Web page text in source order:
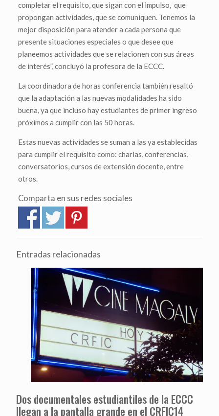
completar el requisito, que sigan con el impulso, que
propongan actividades, que se comuniquen. Tenemos la
mejor disposición para atender a cada persona que
presente situaciones especiales o que desee que
planeemos actividades que se relacionen con sus áreas
de interés”, concluyó la profesora de la ECCC.
La coordinadora de horas conferencia también resaltó
que la adaptación a las nuevas modalidades ha sido
buena, ya que incluso hay estudiantes de primer ingreso
próximos a cumplir con las 50 horas.
Estas nuevas actividades se suman a las ya establecidas
para cumplir el requisito como: charlas, conferencias,
conversatorios, cursos de extensión docente, entre
otros.
Comparta en sus redes sociales
Entradas relacionadas
Dos documentales estudiantiles de la ECCC
llegan a la pantalla grande en el CRFIC14